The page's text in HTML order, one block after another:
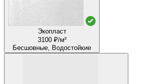
Экопласт
3100 ₽/м²
Бесшовные, Водостойкие